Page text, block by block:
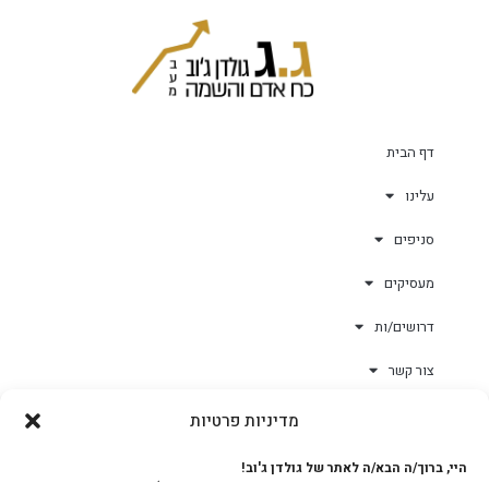
מדיניות פרטיות
היי, ברוך/ה הבא/ה לאתר של גולדן ג'וב!
דף הבית
עלינו
סניפים
מעסיקים
דרושים/ות
צור קשר